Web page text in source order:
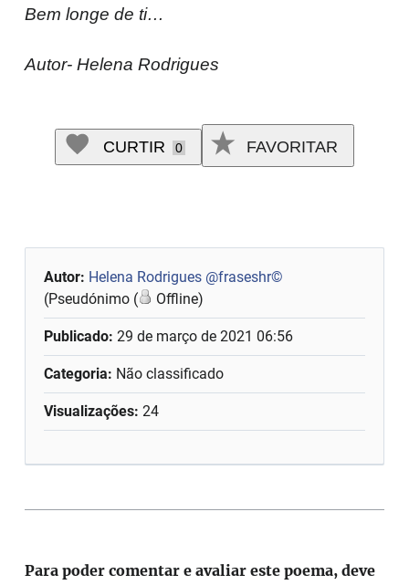
Bem longe de ti…
Autor- Helena Rodrigues
CURTIR 0 FAVORITAR
Autor: Helena Rodrigues @fraseshr©️
(Pseudónimo (
Offline)
Publicado:29 de março de 2021 06:56
Categoria: Não classificado
Visualizações: 24
Para poder comentar e avaliar este poema, deve